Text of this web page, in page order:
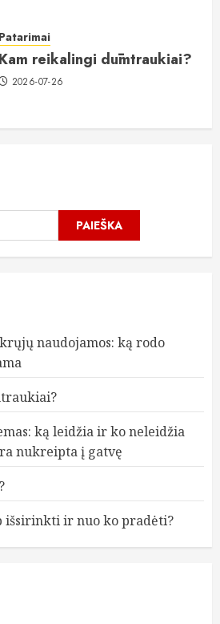
Patarimai
Kam reikalingi dūmtraukiai?
2026-07-26
PAIEŠKA
naudojamos: ką rodo
ką leidžia ir ko neleidžia
nukreipta į gatvę
išsirinkti ir nuo ko pradėti?